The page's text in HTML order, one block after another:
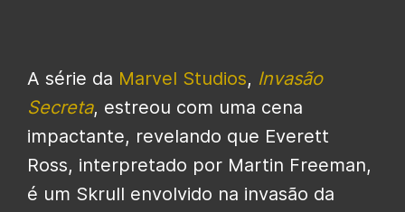
A série da Marvel Studios, Invasão
Secreta, estreou com uma cena
impactante, revelando que Everett
Ross, interpretado por Martin Freeman,
é um Skrull envolvido na invasão da